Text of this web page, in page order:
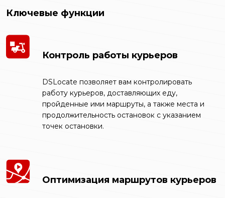
Ключевые функции
Контроль работы курьеров
DSLocate позволяет вам контролировать
работу курьеров, доставляющих еду,
пройденные ими маршруты, а также места и
продолжительность остановок с указанием
точек остановки.
Оптимизация маршрутов курьеров